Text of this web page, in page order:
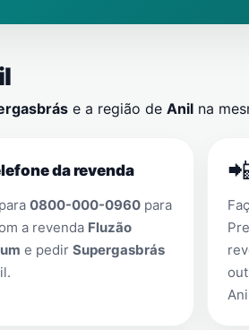
e a região de Anil na
da revenda
0800-000-0960 para
a revenda Fluzão
e pedir Supergasbrás
.